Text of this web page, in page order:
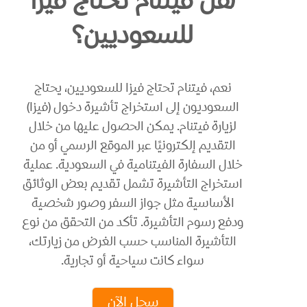
للسعوديين؟
نعم، فيتنام تحتاج فيزا للسعوديين، يحتاج
السعوديون إلى استخراج تأشيرة دخول (فيزا)
لزيارة فيتنام. يمكن الحصول عليها من خلال
التقديم إلكترونيًا عبر الموقع الرسمي أو من
خلال السفارة الفيتنامية في السعودية. عملية
استخراج التأشيرة تشمل تقديم بعض الوثائق
الأساسية مثل جواز السفر وصور شخصية
ودفع رسوم التأشيرة. تأكد من التحقق من نوع
التأشيرة المناسب حسب الغرض من زيارتك،
سواء كانت سياحية أو تجارية.